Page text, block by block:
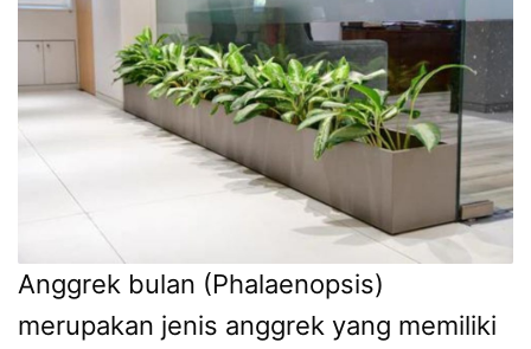
Anggrek bulan (Phalaenopsis)
merupakan jenis anggrek yang memiliki